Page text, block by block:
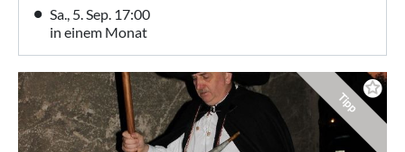
Sa., 5. Sep. 17:00
in einem Monat
Tipp